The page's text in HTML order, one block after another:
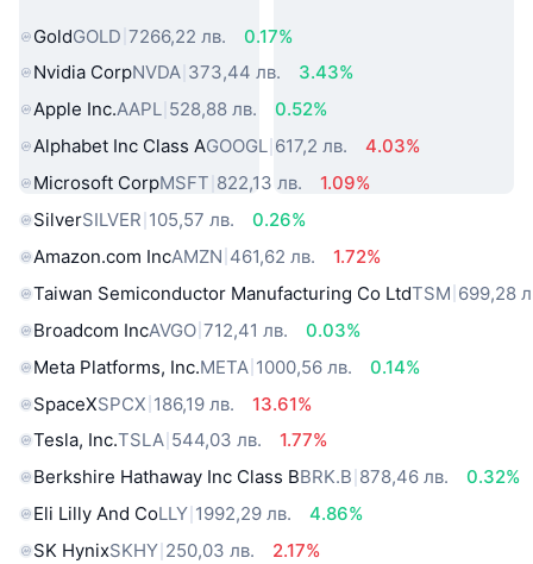
GoldGOLD 7266,22 лв.
0.17%
Nvidia CorpNVDA 373,44 лв.
3.43%
Apple Inc.AAPL 528,88 лв.
0.52%
Alphabet Inc Class AGOOGL 617,2 лв.
4.03%
Microsoft CorpMSFT 822,13 лв.
1.09%
SilverSILVER 105,57 лв.
0.26%
Amazon.com IncAMZN 461,62 лв.
1.72%
Taiwan Semiconductor Manufacturing Co LtdTSM 699,28
Broadcom IncAVGO 712,41 лв.
0.03%
Meta Platforms, Inc.META 1000,56 лв.
0.14%
SpaceXSPCX 186,19 лв.
13.61%
Tesla, Inc.TSLA 544,03 лв.
1.77%
Berkshire Hathaway Inc Class BBRK.B 878,46 лв.
0.32%
Eli Lilly And CoLLY 1992,29 лв.
4.86%
SK HynixSKHY 250,03 лв.
2.17%